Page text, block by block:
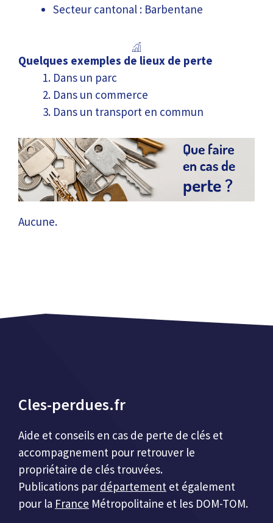
Secteur cantonal : Barbentane
Quelques exemples de lieux de perte
Dans un parc
Dans un commerce
Dans un transport en commun
Aucune.
Cles-perdues.fr
Aide et conseils en cas de perte de clés et
accompagnement pour retrouver le
propriétaire de clés trouvées.
Publications par département et également
pour la France Métropolitaine et les DOM-TOM.